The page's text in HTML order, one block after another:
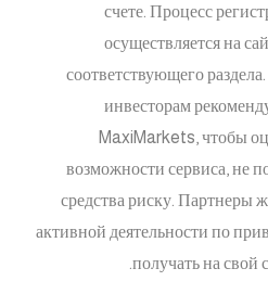
счете. Процесс
осуществляется на
соответствующего
инвесторам
MaxiMarkets, чтобы
возможности сервиса, не
средства риску. Партнеры
активной деятельности по
получать на свой